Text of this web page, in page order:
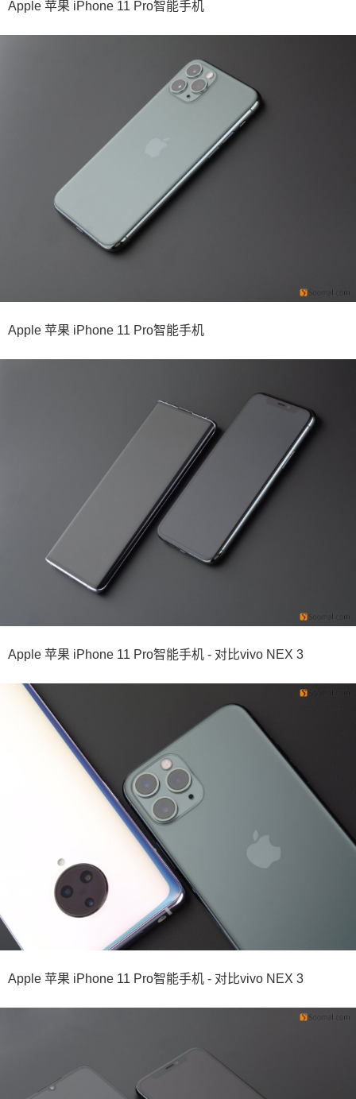
Apple 苹果 iPhone 11 Pro智能手机
Apple 苹果 iPhone 11 Pro智能手机
Apple 苹果 iPhone 11 Pro智能手机 - 对比vivo NEX 3
Apple 苹果 iPhone 11 Pro智能手机 - 对比vivo NEX 3